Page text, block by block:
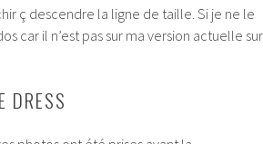
ç descendre la ligne de taille. Si je ne le
car il n’est pas sur ma version actuelle sur
DRESS